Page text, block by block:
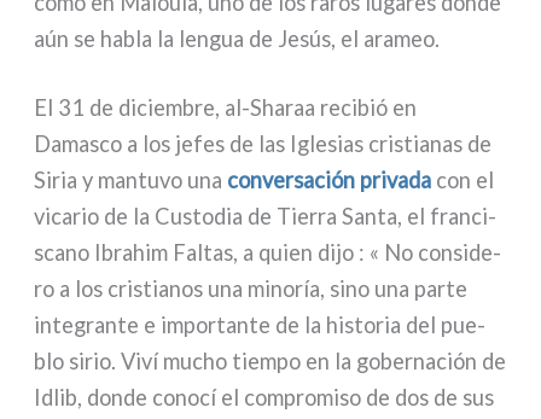
aún se habla la len­gua de Jesús, el ara­meo.
El 31 de diciem­bre, al-Sharaa reci­bió en
Damasco a los jefes de las Iglesias cri­stia­nas de
Siria y man­tu­vo una con­ver­sa­ción pri­va­da con el
vica­rio de la Custodia de Tierra Santa, el fran­ci­
sca­no Ibrahim Faltas, a quien dijo : « No con­si­de­
ro a los cri­stia­nos una mino­ría, sino una par­te
inte­gran­te e impor­tan­te de la histo­ria del pue­
blo sirio. Viví mucho tiem­po en la gober­na­ción de
Idlib, don­de cono­cí el com­pro­mi­so de dos de sus